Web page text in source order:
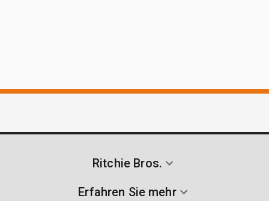
Ritchie Bros.
Erfahren Sie mehr